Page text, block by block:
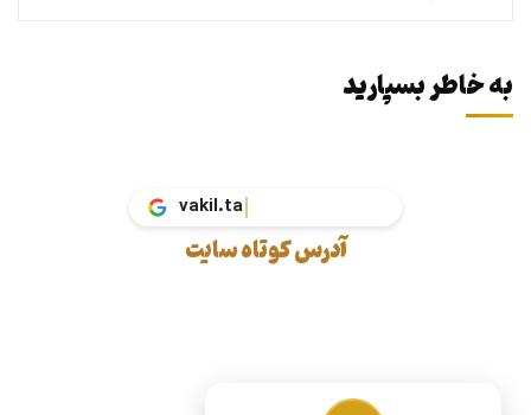
به خاطر بسپارید
vakil.tax
آدرس کوتاه سایت